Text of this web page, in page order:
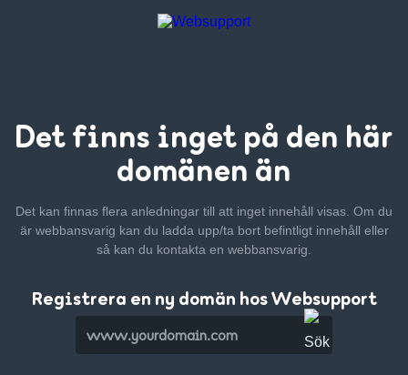
Det finns inget på den här
domänen än
Det kan finnas flera anledningar till att inget innehåll visas. Om du
är webbansvarig kan du ladda upp/ta bort befintligt innehåll eller
så kan du kontakta en webbansvarig.
Registrera en ny domän hos Websupport